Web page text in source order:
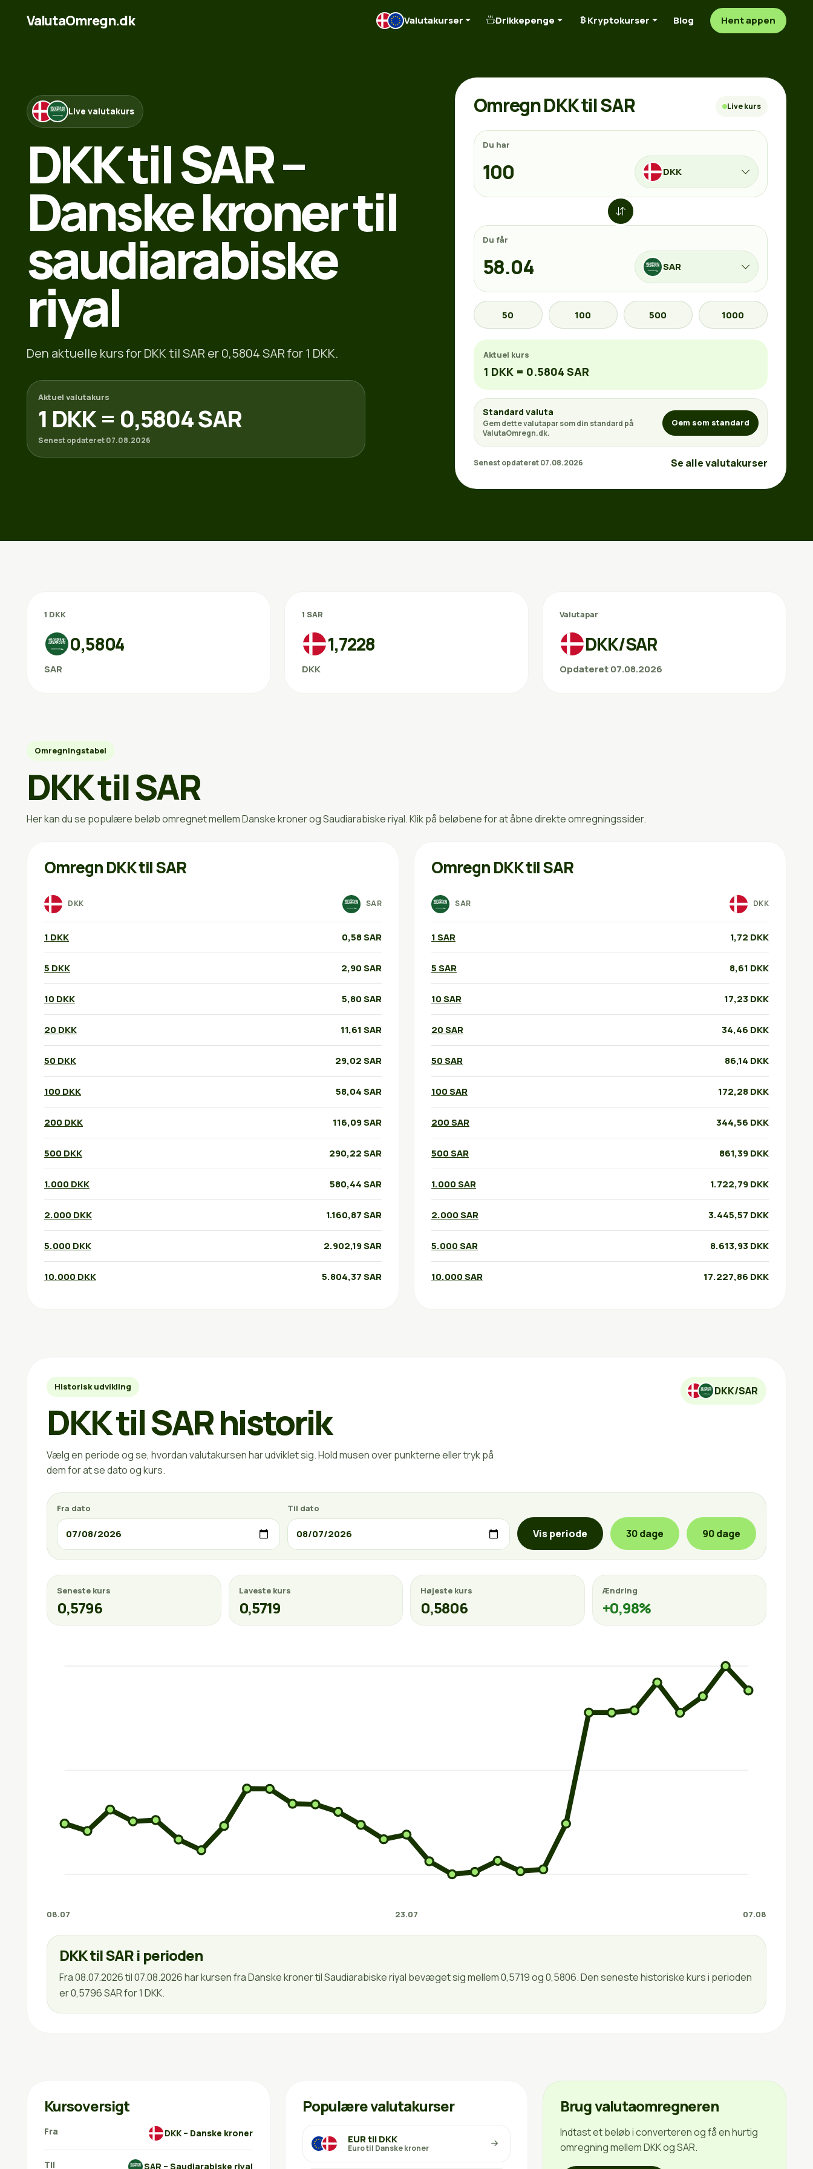
ValutaOmregn.dk Valutakurser Drikkepenge Kryptokurser Blog Hent appen
Live valutakurs
DKK til SAR –
Danske kroner til
saudiarabiske
riyal
Den aktuelle kurs for DKK til SAR er 0,5804 SAR for 1 DKK.
Aktuel valutakurs
1 DKK = 0,5804 SAR
Senest opdateret 07.08.2026
Omregn DKK til SAR Live kurs
Du har
DKK
Du får
SAR
50 100 500 1000
Aktuel kurs
1 DKK = 0.5804 SAR
Standard valuta
Gem dette valutapar som din standard på
ValutaOmregn.dk.
Gem som standard
Senest opdateret 07.08.2026 Se alle valutakurser
1 DKK
0,5804
SAR
1 SAR
1,7228
DKK
Valutapar
DKK/SAR
Opdateret 07.08.2026
Omregningstabel
DKK til SAR
Her kan du se populære beløb omregnet mellem Danske kroner og Saudiarabiske riyal. Klik på beløbene for at åbne direkte omregningssider.
Omregn DKK til SAR
DKK SAR
1 DKK 0,58 SAR
5 DKK 2,90 SAR
10 DKK 5,80 SAR
20 DKK 11,61 SAR
50 DKK 29,02 SAR
100 DKK 58,04 SAR
200 DKK 116,09 SAR
500 DKK 290,22 SAR
1.000 DKK 580,44 SAR
2.000 DKK 1.160,87 SAR
5.000 DKK 2.902,19 SAR
10.000 DKK 5.804,37 SAR
Omregn DKK til SAR
SAR DKK
1 SAR 1,72 DKK
5 SAR 8,61 DKK
10 SAR 17,23 DKK
20 SAR 34,46 DKK
50 SAR 86,14 DKK
100 SAR 172,28 DKK
200 SAR 344,56 DKK
500 SAR 861,39 DKK
1.000 SAR 1.722,79 DKK
2.000 SAR 3.445,57 DKK
5.000 SAR 8.613,93 DKK
10.000 SAR 17.227,86 DKK
Historisk udvikling
DKK til SAR historik
Vælg en periode og se, hvordan valutakursen har udviklet sig. Hold musen over punkterne eller tryk på
dem for at se dato og kurs.
DKK/SAR
Fra dato Til dato
Vis periode 30 dage 90 dage
Seneste kurs
0,5796
Laveste kurs
0,5719
Højeste kurs
0,5806
Ændring
+0,98%
08.07 23.07 07.08
DKK til SAR i perioden
Fra 08.07.2026 til 07.08.2026 har kursen fra Danske kroner til Saudiarabiske riyal bevæget sig mellem 0,5719 og 0,5806. Den seneste historiske kurs i perioden
er 0,5796 SAR for 1 DKK.
Kursoversigt
Fra DKK – Danske kroner
Til SAR – Saudiarabiske riyal
Populære valutakurser
EUR til DKK
Euro til Danske kroner
Brug valutaomregneren
Indtast et beløb i converteren og få en hurtig
omregning mellem DKK og SAR.